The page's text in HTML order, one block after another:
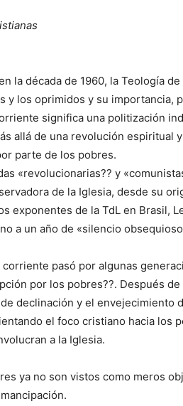
la década de 1960, la Teología
y los oprimidos y su importancia,
significa una politización
allá de una revolución espiritual
parte de los pobres.
«revolucionarias?? y
de la Iglesia, desde su
exponentes de la TdL en Brasil,
a un año de «silencio
pasó por algunas
por los pobres??. Después de
declinación y el envejecimiento
el foco cristiano hacia los
a la Iglesia.
ya no son vistos como meros